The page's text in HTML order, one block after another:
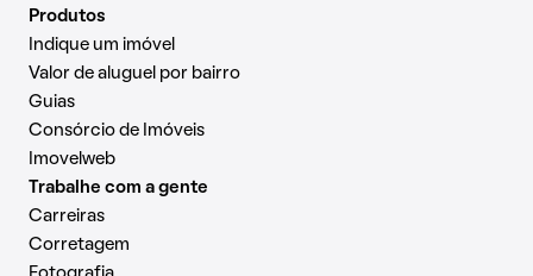
Produtos
Indique um imóvel
Valor de aluguel por bairro
Guias
Consórcio de Imóveis
Imovelweb
Trabalhe com a gente
Carreiras
Corretagem